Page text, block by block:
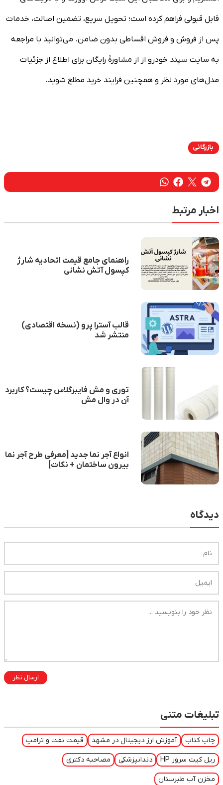
قابل قبولی فراهم کرده است؛ تحویل سریع، تضمین اصالت، خدمات
پس از فروش و فروش اقساطی بدون ضامن. می‌توانید با مراجعه
به سایت سپند خودرو از از مشاورۀ رایگان برای اطلاع از جزئیات
مدل‌های مورد نظر و همچنین فرایند خرید مطلع شوید.
بازرگانی
اخبار مرتبط
راهنمای جامع قیمت اتحادیه شارژ
کپسول آتش نشانی
قالب آسترا پرو (نسخه اقتصادی)
منتشر شد
توری و مش فایبرگلاس چیست؟ کاربرد
آن در وال مش
انواع آجر نما جدید [معرفی طرح آجر نما
بیرون ساختمان + نکات]
دیدگاه
ارسال نظر
تبلیغات متنی
چاپ کتاب آموزش ارز دیجیتال در مشهد قیمت نفت و ترامپ
ریل کیت سرور HP دندانپزشکی مصاحبه دکتری
مخزن آب طبرستان